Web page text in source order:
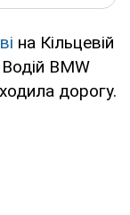
на Кільцевій
BMW
дорогу.